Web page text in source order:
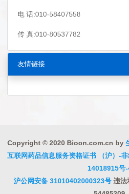
电 话:010-58407558
传 真:010-80537782
友情链接
Copyright © 2020 Bioon.com.cn by
互联网药品信息服务资格证书 （沪）-
14018915号
沪公网安备 31010402000323号 违法